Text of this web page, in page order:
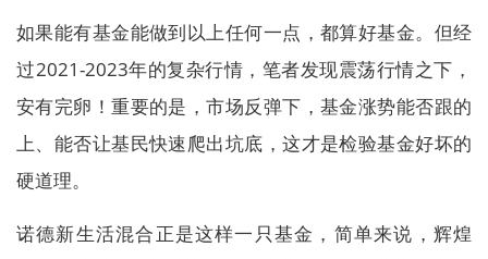
如果能有基金能做到以上任何一点，都算好基金。但经
过2021-2023年的复杂行情，笔者发现震荡行情之下，
安有完卵！重要的是，市场反弹下，基金涨势能否跟的
上、能否让基民快速爬出坑底，这才是检验基金好坏的
硬道理。
诺德新生活混合正是这样一只基金，简单来说，辉煌